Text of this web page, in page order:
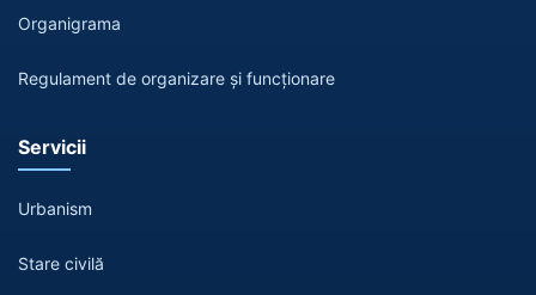
Organigrama
Regulament de organizare și funcționare
Servicii
Urbanism
Stare civilă